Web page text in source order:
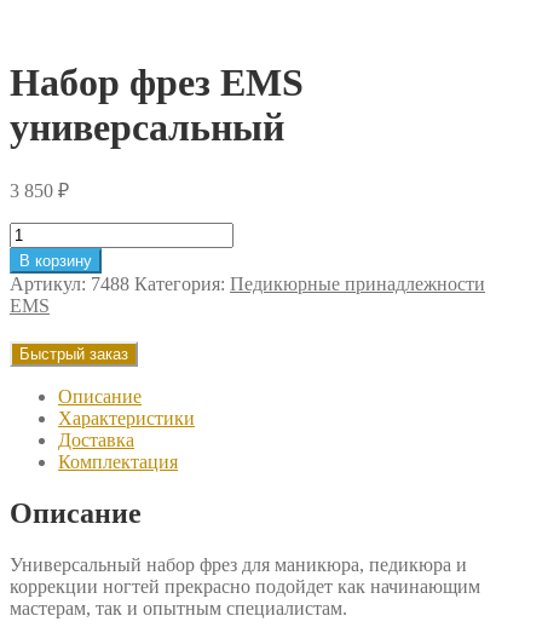
Набор фрез EMS
универсальный
3 850 ₽
Количество
товара
Набор
фрез
EMS
универсальный
В корзину
Артикул: 7488 Категория: Педикюрные принадлежности
EMS
Быстрый заказ
Описание
Характеристики
Доставка
Комплектация
Описание
Универсальный набор фрез для маникюра, педикюра и
коррекции ногтей прекрасно подойдет как начинающим
мастерам, так и опытным специалистам.